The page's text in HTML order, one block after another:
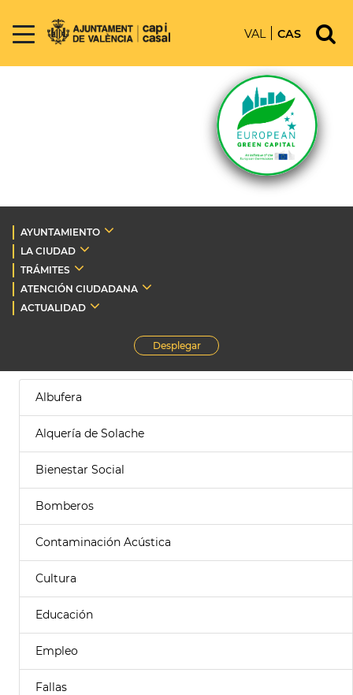
VAL CAS
AYUNTAMIENTO
LA CIUDAD
TRÁMITES
ATENCIÓN CIUDADANA
ACTUALIDAD
Desplegar
Albufera
Alquería de Solache
Bienestar Social
Bomberos
Contaminación Acústica
Cultura
Educación
Empleo
Fallas